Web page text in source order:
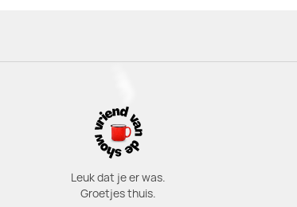
Leuk dat je er was.
Groetjes thuis.